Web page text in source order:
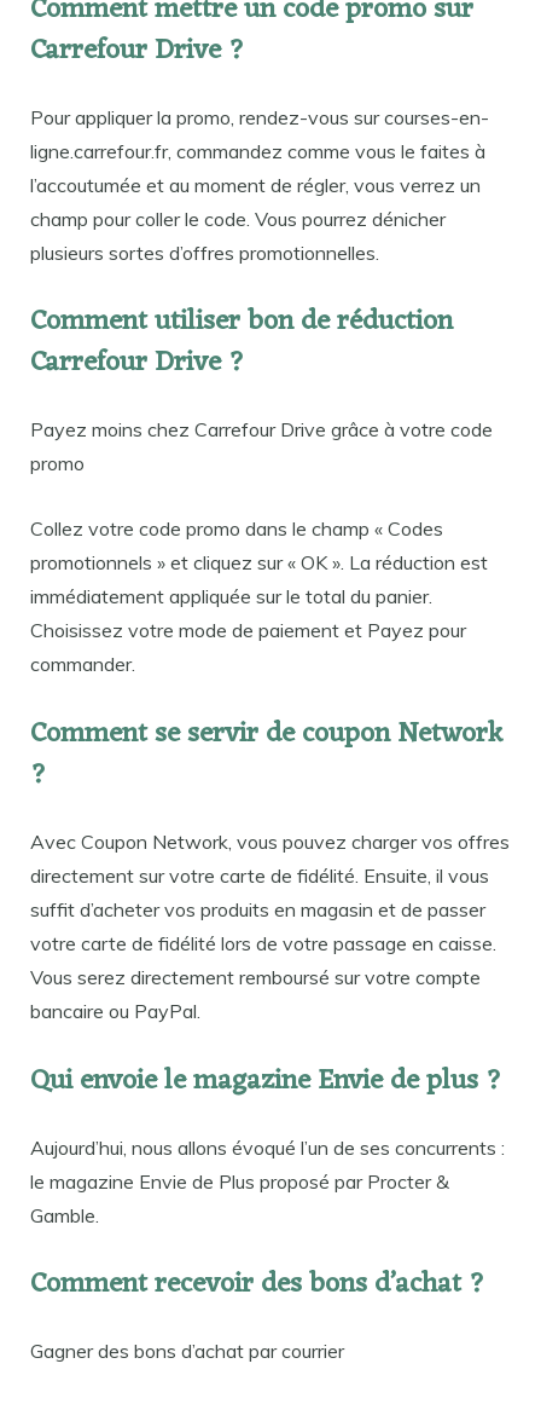
Comment mettre un code promo sur
Carrefour Drive ?
Pour appliquer la promo, rendez-vous sur courses-en-
ligne.carrefour.fr, commandez comme vous le faites à
l’accoutumée et au moment de régler, vous verrez un
champ pour coller le code. Vous pourrez dénicher
plusieurs sortes d’offres promotionnelles.
Comment utiliser bon de réduction
Carrefour Drive ?
Payez moins chez Carrefour Drive grâce à votre code
promo
Collez votre code promo dans le champ « Codes
promotionnels » et cliquez sur « OK ». La réduction est
immédiatement appliquée sur le total du panier.
Choisissez votre mode de paiement et Payez pour
commander.
Comment se servir de coupon Network
?
Avec Coupon Network, vous pouvez charger vos offres
directement sur votre carte de fidélité. Ensuite, il vous
suffit d’acheter vos produits en magasin et de passer
votre carte de fidélité lors de votre passage en caisse.
Vous serez directement remboursé sur votre compte
bancaire ou PayPal.
Qui envoie le magazine Envie de plus ?
Aujourd’hui, nous allons évoqué l’un de ses concurrents :
le magazine Envie de Plus proposé par Procter &
Gamble.
Comment recevoir des bons d’achat ?
Gagner des bons d’achat par courrier